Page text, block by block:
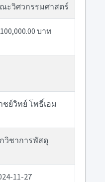
ะวิศวกรรมศาสตร์
บาท
ชย์วิทย์ โพธิ์เอม
วิชาการพัสดุ
11-27